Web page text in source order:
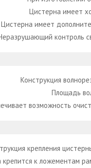
Цистерна имеет
Цистерна имеет
контроль
Конструкция
Площадь
возможность
крепления
крепится к ложементам